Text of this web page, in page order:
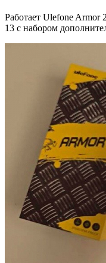
Работает Ulefone Armor
13 с набором